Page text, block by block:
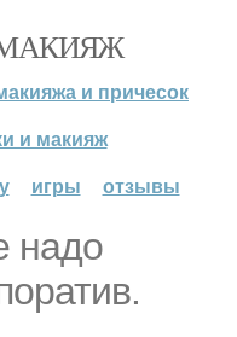
и причесок
и макияж
игры отзывы
надо